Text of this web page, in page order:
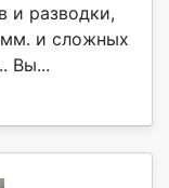
и разводки,
и сложных
Вы...